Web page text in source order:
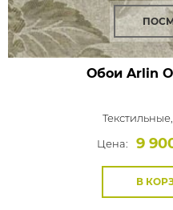
Обои Arlin
Текстильные,
Цена:
9
В